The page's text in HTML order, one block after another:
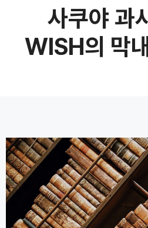
사쿠야 과
WISH의 막